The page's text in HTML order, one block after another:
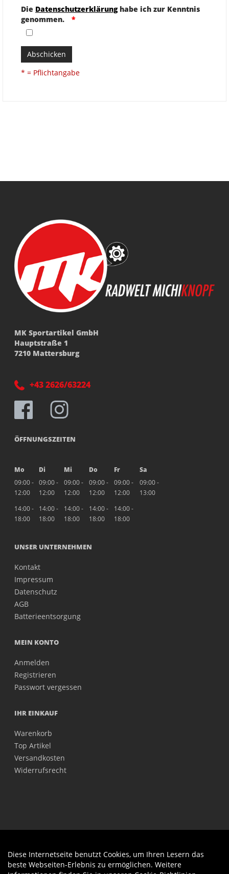
Die Datenschutzerklärunghabe ich zur Kenntnis
genommen.
Abschicken
* = Pflichtangabe
MK Sportartikel GmbH
Hauptstraße 1
7210 Mattersburg
+43 2626/63224
ÖFFNUNGSZEITEN
Mo Di Mi Do Fr
Sa
09:00 -
12:00
09:00 -
12:00
09:00 -
12:00
09:00 -
12:00
09:00 -
12:00
09:00 -
13:00
14:00 -
18:00
14:00 -
18:00
14:00 -
18:00
14:00 -
18:00
14:00 -
18:00
UNSER UNTERNEHMEN
Kontakt
Impressum
Datenschutz
AGB
Batterieentsorgung
MEIN KONTO
Anmelden
Registrieren
Passwort vergessen
IHR EINKAUF
Warenkorb
Top Artikel
Versandkosten
Widerrufsrecht
Diese Internetseite benutzt Cookies, um Ihren Lesern das
beste Webseiten-Erlebnis zu ermöglichen. Weitere
Auftrag widerrufen